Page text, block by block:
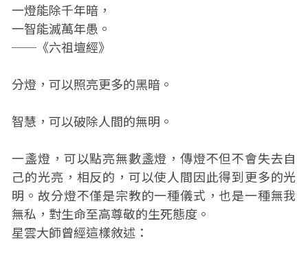
一燈能除千年暗，
一智能滅萬年愚。
──《六祖壇經》
分燈，可以照亮更多的黑暗。
智慧，可以破除人間的無明。
一盞燈，可以點亮無數盞燈，傳燈不但不會失去自
己的光亮，相反的，可以使人間因此得到更多的光
明。故分燈不僅是宗教的一種儀式，也是一種無我
無私，對生命至高尊敬的生死態度。
星雲大師曾經這樣敘述：